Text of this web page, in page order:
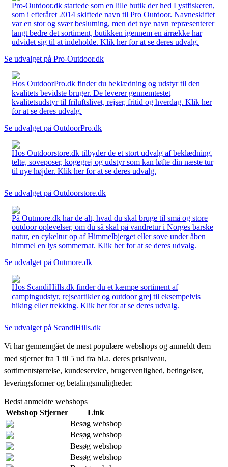
Pro-Outdoor.dk startede som en lille butik der hed Lystfiskeren,
som i efteråret 2014 skiftede navn til Pro Outdoor. Navneskiftet
var en stor og svær beslutning, men det nye navn repræsenterer
langt bedre det sortiment, butikken igennem en årrække har
udvidet sig til at indeholde. Klik her for at se deres udvalg.
Se udvalget på Pro-Outdoor.dk
Hos OutdoorPro.dk finder du beklædning og udstyr til den
kvalitets bevidste bruger. De leverer gennemtestet
kvalitetsudstyr til friluftslivet, rejser, fritid og hverdag. Klik her
for at se deres udvalg.
Se udvalget på OutdoorPro.dk
Hos Outdoorstore.dk tilbyder de et stort udvalg af beklædning,
telte, soveposer, kogegrej og udstyr som kan løfte din næste tur
til nye højder. Klik her for at se deres udvalg.
Se udvalget på Outdoorstore.dk
På Outmore.dk har de alt, hvad du skal bruge til små og store
outdoor oplevelser, om du så skal på vandretur i Norges barske
natur, en cykeltur op af Himmelbjerget eller sove under åben
himmel en lys sommernat. Klik her for at se deres udvalg.
Se udvalget på Outmore.dk
Hos ScandiHills.dk finder du et kæmpe sortiment af
campingudstyr, rejseartikler og outdoor grej til eksempelvis
hiking eller trekking. Klik her for at se deres udvalg.
Se udvalget på ScandiHills.dk
Vi har gennemgået de mest populære webshops og anmeldt dem
med stjerner fra 1 til 5 ud fra bl.a. deres prisniveau,
sortimentstørrelse, kundeservice, brugervenlighed, betingelser,
leveringsformer og betalingsmuligheder.
Bedst anmeldte webshops
Webshop Stjerner
Link
Besøg webshop
Besøg webshop
Besøg webshop
Besøg webshop